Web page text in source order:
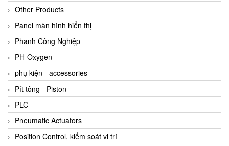
Other Products
Panel màn hình hiển thị
Phanh Công Nghiệp
PH-Oxygen
phụ kiện - accessories
Pít tông - Piston
PLC
Pneumatic Actuators
Position Control, kiểm soát vi trí